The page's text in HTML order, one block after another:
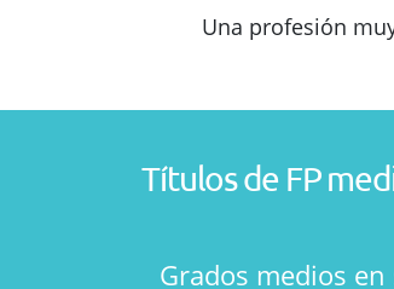
Una profesión
Títulos de FP
Grados medios